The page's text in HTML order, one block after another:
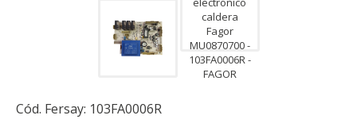
Cód. Fersay: 103FA0006R